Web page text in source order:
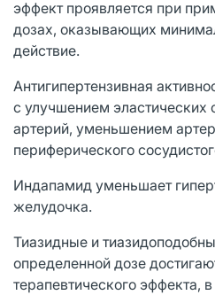
эффект проявляется при
дозах, оказывающих
действие.
Антигипертензивная
с улучшением эластических
артерий, уменьшением
периферического
Индапамид уменьшает
желудочка.
Тиазидные и
определенной дозе
терапевтического эффекта,